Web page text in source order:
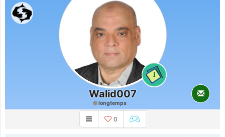
1
Walid007
longtemps
0